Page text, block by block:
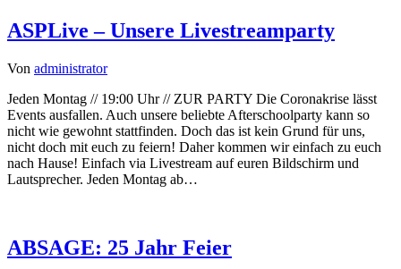
ASPLive – Unsere Livestreamparty
Von administrator
Jeden Montag // 19:00 Uhr // ZUR PARTY Die Coronakrise lässt
Events ausfallen. Auch unsere beliebte Afterschoolparty kann so
nicht wie gewohnt stattfinden. Doch das ist kein Grund für uns,
nicht doch mit euch zu feiern! Daher kommen wir einfach zu euch
nach Hause! Einfach via Livestream auf euren Bildschirm und
Lautsprecher. Jeden Montag ab…
ABSAGE: 25 Jahr Feier